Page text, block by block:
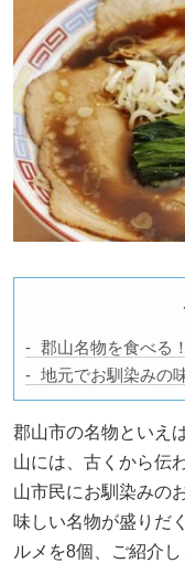
郡山名物を食べる
地元でお馴染みの
郡山市の名物といえ
山には、古くから伝
山市民にお馴染みの
味しい名物が盛りだ
ルメを8個、ご紹介し